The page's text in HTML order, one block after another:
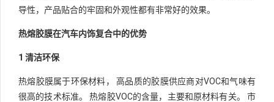
导性，产品贴合的牢固和外观性都有非常好的效果。
热熔胶膜在汽车内饰复合中的优势
1 清洁环保
热熔胶膜属于环保材料， 高品质的胶膜供应商对VOC和气味有
很高的技术标准。 热熔胶VOC的含量，主要和原材料有关。 市